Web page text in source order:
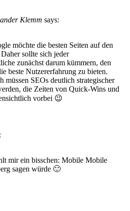
Klemm says:
möchte die besten Seiten auf den
sollte sich jeder
zunächst darum kümmern, den
beste Nutzererfahrung zu bieten.
müssen SEOs deutlich strategischer
die Zeiten von Quick-Wins und
vorbei 😉
mir ein bisschen: Mobile Mobile
sagen würde 🙂